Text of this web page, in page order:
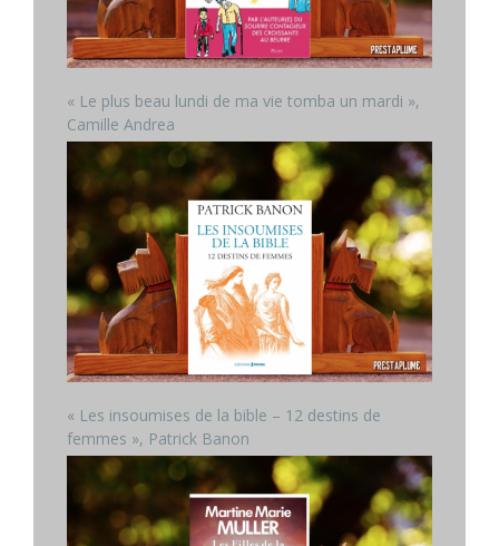
« Le plus beau lundi de ma vie tomba un mardi »,
Camille Andrea
« Les insoumises de la bible – 12 destins de
femmes », Patrick Banon